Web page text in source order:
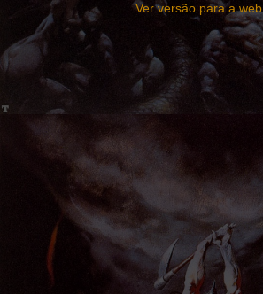
Ver versão para a web